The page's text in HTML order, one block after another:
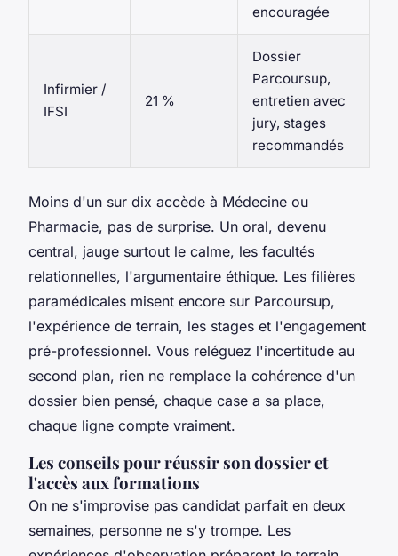
encouragée
Infirmier /
IFSI
21 %
Dossier
Parcoursup,
entretien avec
jury, stages
recommandés
Moins d'un sur dix accède à Médecine ou
Pharmacie, pas de surprise. Un oral, devenu
central, jauge surtout le calme, les facultés
relationnelles, l'argumentaire éthique. Les filières
paramédicales misent encore sur Parcoursup,
l'expérience de terrain, les stages et l'engagement
pré-professionnel. Vous reléguez l'incertitude au
second plan, rien ne remplace la cohérence d'un
dossier bien pensé, chaque case a sa place,
chaque ligne compte vraiment.
Les conseils pour réussir son dossier et
l'accès aux formations
On ne s'improvise pas candidat parfait en deux
semaines, personne ne s'y trompe. Les